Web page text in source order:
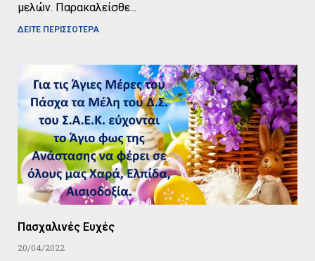
μελών. Παρακαλείσθε
ΔΕΙΤΕ ΠΕΡΙΣΣΟΤΕΡΑ
Πασχαλινές Ευχές
20/04/2022